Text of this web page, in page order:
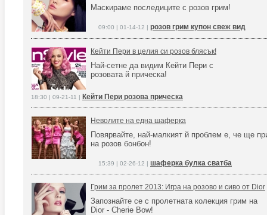
Маскираме последиците с розов грим!
09:00 | 01-14-12 | розов грим купон свеж вид
Кейти Пери в целия си розов блясък!
Най-сетне да видим Кейти Пери с
розовата й прическа!
18:30 | 09-21-11 | Кейти Пери розова прическа
Неволите на една шаферка
Повярвайте, най-малкият й проблем е, че ще
на розов бонбон!
15:39 | 02-26-12 | шаферка булка сватба
Грим за пролет 2013: Игра на розово и сиво от Dior
Запознайте се с пролетната колекция грим на
Dior - Cherie Bow!